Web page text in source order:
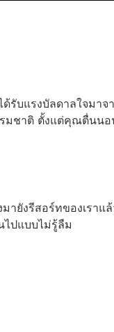
รับแรงบัลดาลใจมา
มชาติ ตั้งแต่คุณตื่นน
ยังรีสอร์ทของเรา
ปแบบไม่รู้ลืม